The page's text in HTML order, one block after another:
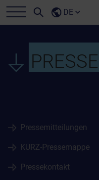
DE
PRESSE
Pressemitteilungen
KURZ-Pressemappe
Pressekontakt